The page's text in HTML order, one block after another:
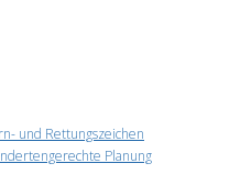
und Rettungszeichen
Planung